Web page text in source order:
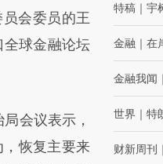
会委员的王
球金融论坛
会议表示，
恢复主要来
特稿 ｜ 宇
金融 ｜ 在
金融我闻 ｜
世界 ｜ 特
财新周刊 ｜